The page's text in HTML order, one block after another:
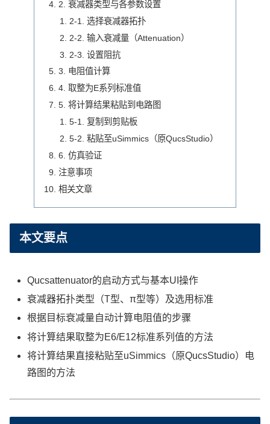
2. 衰减器类型与各参数设置
2-1. 选择衰减器拓扑
2-2. 输入衰减量（Attenuation）
2-3. 设置阻抗
3. 电阻值计算
4. 取整为E系列标准值
5. 将计算结果粘贴到电路图
5-1. 复制到剪贴板
5-2. 粘贴至uSimmics（原QucsStudio）
6. 仿真验证
注意事项
相关文章
本文要点
Qucsattenuator的启动方式与基本UI操作
衰减器拓扑类型（T型、π型等）及选用标准
根据目标衰减量自动计算电阻值的步骤
将计算结果取整为E6/E12标准系列值的方法
将计算结果直接粘贴至uSimmics（原QucsStudio）电
路图的方法